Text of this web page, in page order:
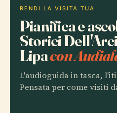
RENDI LA VISITA TUA
Pianifica e
Storici
Lipacon
L'audioguida in tasca,
Pensata per come visiti